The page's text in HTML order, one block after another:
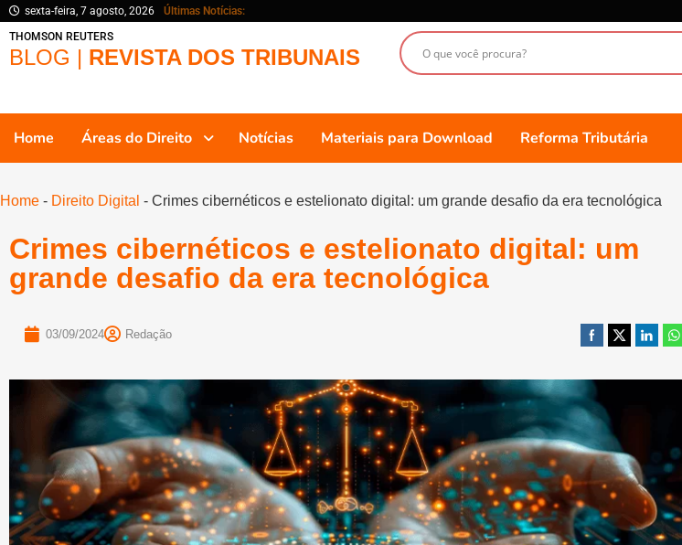
sexta-feira, 7 agosto, 2026
Últimas Notícias:
THOMSON REUTERS
BLOG | REVISTA DOS TRIBUNAIS
Home Áreas do Direito Notícias Materiais para Download Reforma Tributária
Home - Direito Digital - Crimes cibernéticos e estelionato digital: um grande desafio da era tecnológica
Crimes cibernéticos e estelionato digital: um
grande desafio da era tecnológica
03/09/2024 Redação